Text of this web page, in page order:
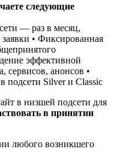
следующие
— раз в месяц,
• Фиксированная
эффективной
сервисов, анонсов •
подсети Silver и Classic
в низшей подсети для
в принятии
любого возникшего